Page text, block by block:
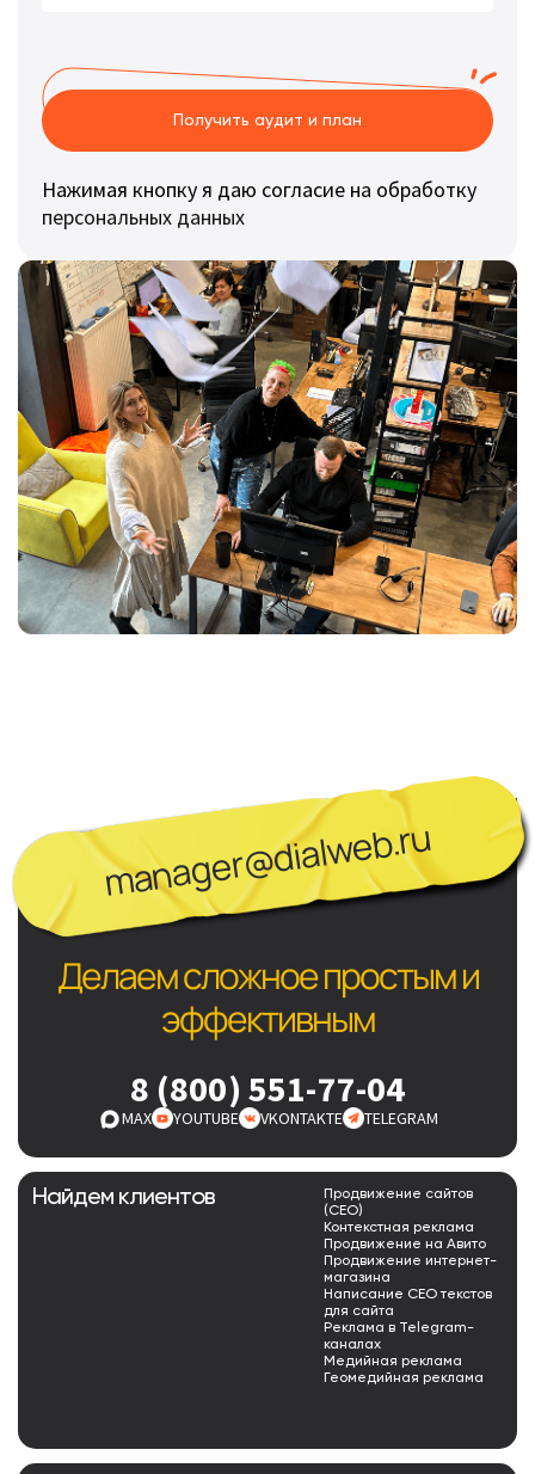
Получить аудит и план
Нажимая кнопку я даю согласие на обработку
персональных данных
Найдем клиентов
Продвижение сайтов
(СЕО)
Контекстная реклама
Продвижение на Авито
Продвижение интернет-
магазина
Написание СЕО текстов
для сайта
Реклама в Telegram-
каналах
Медийная реклама
Геомедийная реклама
manager@dialweb.ru
Делаем сложное простым и
эффективным
8 (800) 551-77-04
MAX YOUTUBE VKONTAKTE TELEGRAM